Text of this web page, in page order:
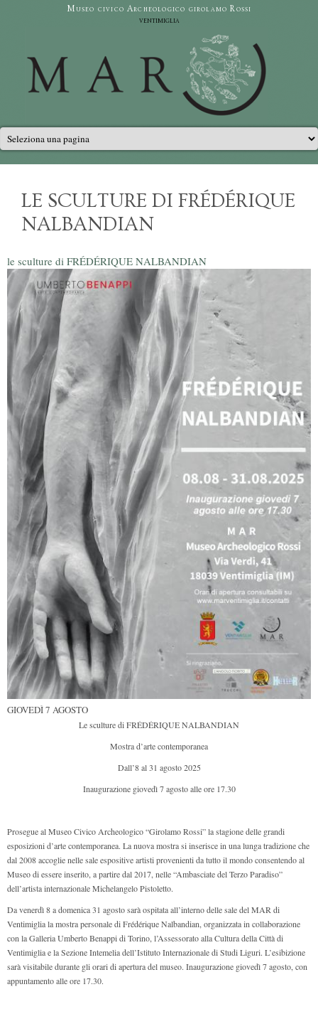
Salta al contenuto principaleMuseo civico Archeologico girolamo Rossi
ventimiglia
Menu principale
LE SCULTURE DI FRÉDÉRIQUE
NALBANDIAN
le sculture di FRÉDÉRIQUE NALBANDIAN
GIOVEDÌ 7 AGOSTO
Le sculture di FRÉDÉRIQUE NALBANDIAN
Mostra d’arte contemporanea
Dall’8 al 31 agosto 2025
Inaugurazione giovedì 7 agosto alle ore 17.30
Prosegue al Museo Civico Archeologico “Girolamo Rossi” la stagione delle grandi
esposizioni d’arte contemporanea. La nuova mostra si inserisce in una lunga tradizione che
dal 2008 accoglie nelle sale espositive artisti provenienti da tutto il mondo consentendo al
Museo di essere inserito, a partire dal 2017, nelle “Ambasciate del Terzo Paradiso”
dell’artista internazionale Michelangelo Pistoletto.
Da venerdì 8 a domenica 31 agosto sarà ospitata all’interno delle sale del MAR di
Ventimiglia la mostra personale di Frédérique Nalbandian, organizzata in collaborazione
con la Galleria Umberto Benappi di Torino, l’Assessorato alla Cultura della Città di
Ventimiglia e la Sezione Intemelia dell’Istituto Internazionale di Studi Liguri. L’esibizione
sarà visitabile durante gli orari di apertura del museo. Inaugurazione giovedì 7 agosto, con
appuntamento alle ore 17.30.